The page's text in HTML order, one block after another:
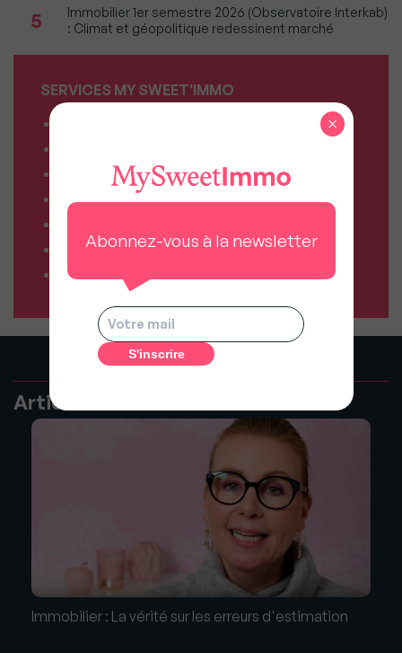
5
Immobilier 1er semestre 2026 (Observatoire Interkab)
: Climat et géopolitique redessinent marché
SERVICES MY SWEET'IMMO
Comparateur de forfaits mobile
Comparateur de forfaits box Internet
Résiliez vos abonnements facilement
Comparateur d’assurances
Articles recommandés
Immobilier : La vérité sur les erreurs d'estimation
Abonnez-vous à la newsletter
×